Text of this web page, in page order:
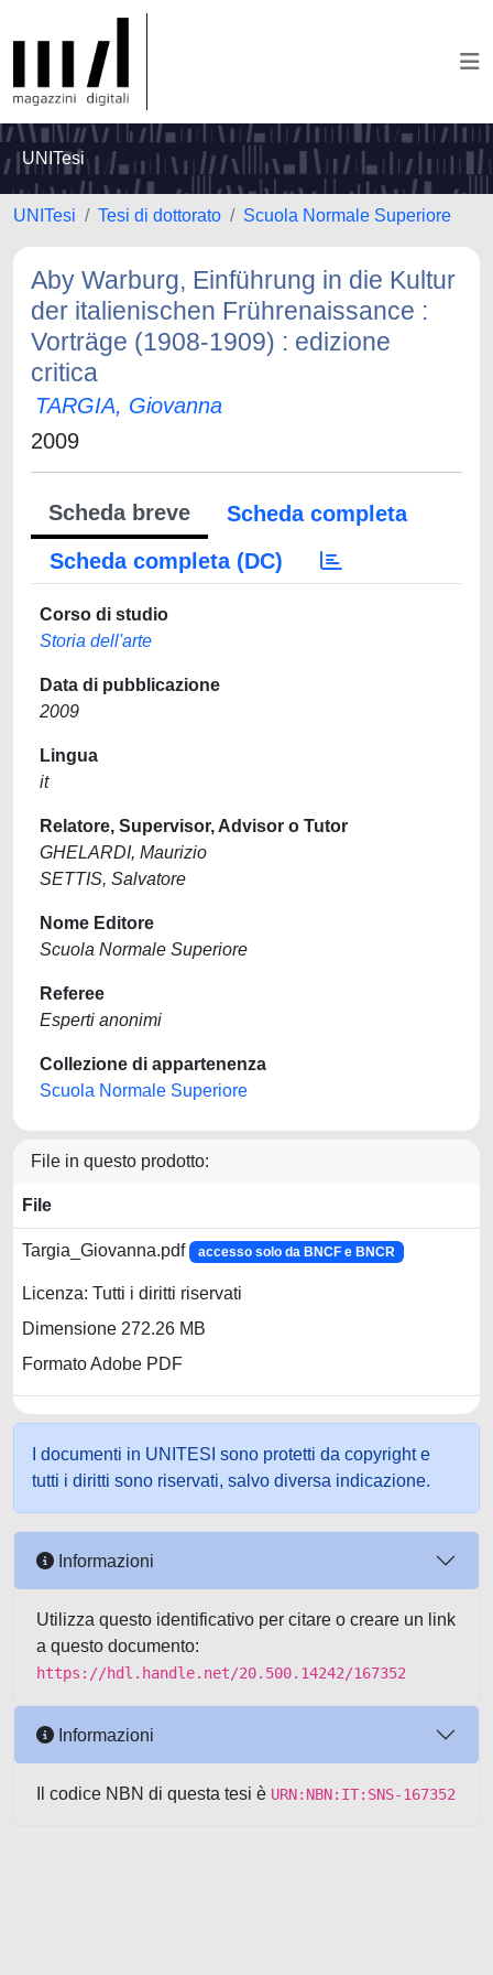
UNITesi
UNITesi Tesi di dottorato Scuola Normale Superiore
Aby Warburg, Einführung in die Kultur
der italienischen Frührenaissance :
Vorträge (1908-1909) : edizione
critica
TARGIA, Giovanna
2009
Scheda breve
Scheda completa
Scheda completa (DC)
Corso di studio
Storia dell'arte
Data di pubblicazione
2009
Lingua
it
Relatore, Supervisor, Advisor o Tutor
GHELARDI, Maurizio
SETTIS, Salvatore
Nome Editore
Scuola Normale Superiore
Referee
Esperti anonimi
Collezione di appartenenza
Scuola Normale Superiore
File in questo prodotto:
File
Targia_Giovanna.pdf accesso solo da BNCF e BNCR
Licenza: Tutti i diritti riservati
Dimensione 272.26 MB
Formato Adobe PDF
I documenti in UNITESI sono protetti da copyright e
tutti i diritti sono riservati, salvo diversa indicazione.
Informazioni
Utilizza questo identificativo per citare o creare un link
a questo documento:
https://hdl.handle.net/20.500.14242/167352
Informazioni
Il codice NBN di questa tesi è URN:NBN:IT:SNS-167352